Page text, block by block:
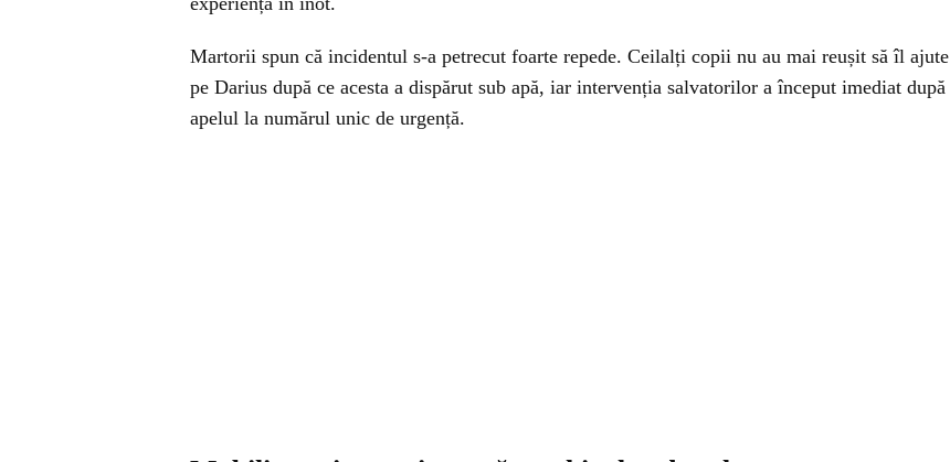
Martorii spun că incidentul s-a petrecut foarte repede. Ceilalți copii nu au mai reușit să îl ajute
pe Darius după ce acesta a dispărut sub apă, iar intervenția salvatorilor a început imediat după
apelul la numărul unic de urgență.